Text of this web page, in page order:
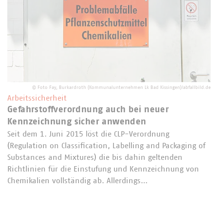
© Foto Fay, Burkardroth (Kommunalunternehmen Lk Bad Kissingen)/abfallbild.de
Arbeitssicherheit
Gefahrstoffverordnung auch bei neuer
Kennzeichnung sicher anwenden
Seit dem 1. Juni 2015 löst die CLP-Verordnung
(Regulation on Classification, Labelling and Packaging of
Substances and Mixtures) die bis dahin geltenden
Richtlinien für die Einstufung und Kennzeichnung von
Chemikalien vollständig ab. Allerdings…